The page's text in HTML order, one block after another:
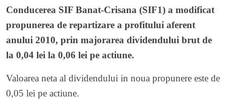
Conducerea SIF Banat-Crisana (SIF1) a modificat
propunerea de repartizare a profitului aferent
anului 2010, prin majorarea dividendului brut de
la 0,04 lei la 0,06 lei pe actiune.
Valoarea neta al dividendului in noua propunere este de
0,05 lei pe actiune.